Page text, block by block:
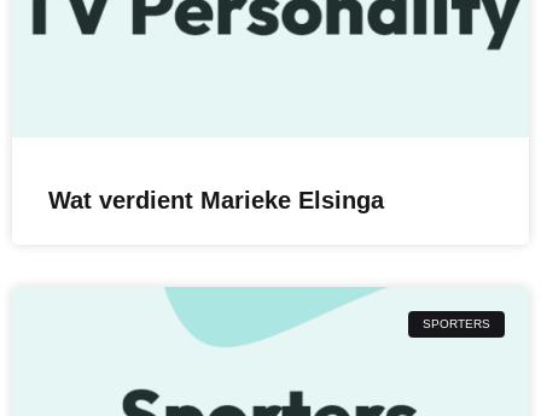
Wat verdient Marieke Elsinga
SPORTERS